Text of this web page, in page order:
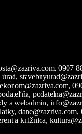
0907
úrad,
ekonom@zazriva.com,
a webadmin,
dane@zazriva.com,
a knižnica,